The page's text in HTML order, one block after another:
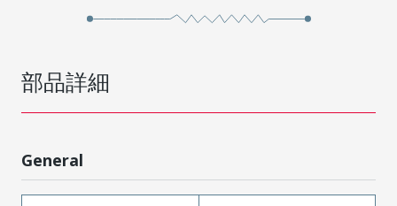
部品詳細
General